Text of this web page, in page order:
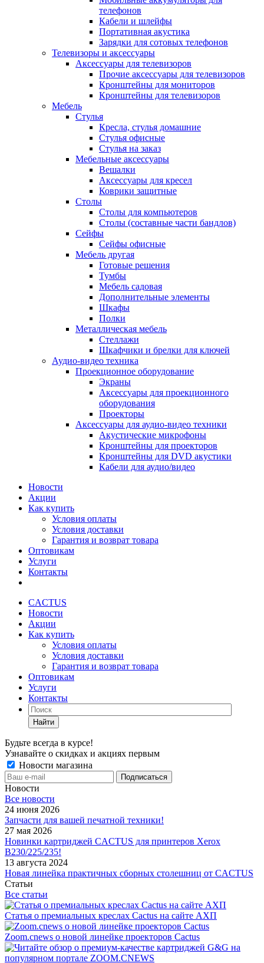
телефонов
Кабели и шлейфы
Портативная акустика
Зарядки для сотовых телефонов
Телевизоры и аксессуары
Аксессуары для телевизоров
Прочие аксессуары для телевизоров
Кронштейны для мониторов
Кронштейны для телевизоров
Мебель
Стулья
Кресла, стулья домашние
Стулья офисные
Стулья на заказ
Мебельные аксессуары
Вешалки
Аксессуары для кресел
Коврики защитные
Столы
Столы для компьютеров
Столы (составные части бандлов)
Сейфы
Сейфы офисные
Мебель другая
Готовые решения
Тумбы
Мебель садовая
Дополнительные элементы
Шкафы
Полки
Металлическая мебель
Стеллажи
Шкафчики и брелки для ключей
Аудио-видео техника
Проекционное оборудование
Экраны
Аксессуары для проекционного
оборудования
Проекторы
Аксессуары для аудио-видео техники
Акустические микрофоны
Кронштейны для проекторов
Кронштейны для DVD акустики
Кабели для аудио/видео
Новости
Акции
Как купить
Условия оплаты
Условия доставки
Гарантия и возврат товара
Оптовикам
Услуги
Контакты
CACTUS
Новости
Акции
Как купить
Условия оплаты
Условия доставки
Гарантия и возврат товара
Оптовикам
Услуги
Контакты
Найти
Будьте всегда в курсе!
Узнавайте о скидках и акциях первым
Новости магазина
Новости
Все новости
24 июня 2026
Запчасти для вашей печатной техники!
27 мая 2026
Новинки картриджей CACTUS для принтеров Xerox
B230/225/235!
13 августа 2024
Новая линейка практичных сборных столешниц от CACTUS
Статьи
Все статьи
Статья о премиальных креслах Cactus на сайте АХП
Zoom.cnews о новой линейке проекторов Cactus